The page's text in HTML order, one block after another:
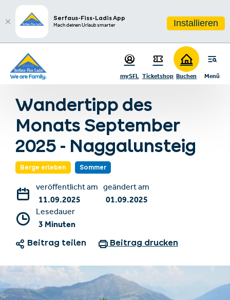
Serfaus-Fiss-Ladis App
Mach deinen Urlaub smarter Installieren
Zum Hauptinhalt springen
Zum Inhaltsverzeichnis springen
Zur Hauptnavigation springen
sr.table-of-contents
Die Route
Fototipp
Der Naggalunsteig auf einen Blick
Menü
mySFL Ticketshop Buchen
Zurück zur Blogübersicht
Wandertipp des
Monats September
2025 - Naggalunsteig
Berge erleben Sommer
veröffentlicht am
11.09.2025
geändert am
01.09.2025
Lesedauer
3 Minuten
Beitrag teilen Beitrag drucken